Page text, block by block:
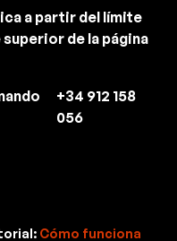
a partir del límite
de la página
+34 912 158
056
Cómo funciona